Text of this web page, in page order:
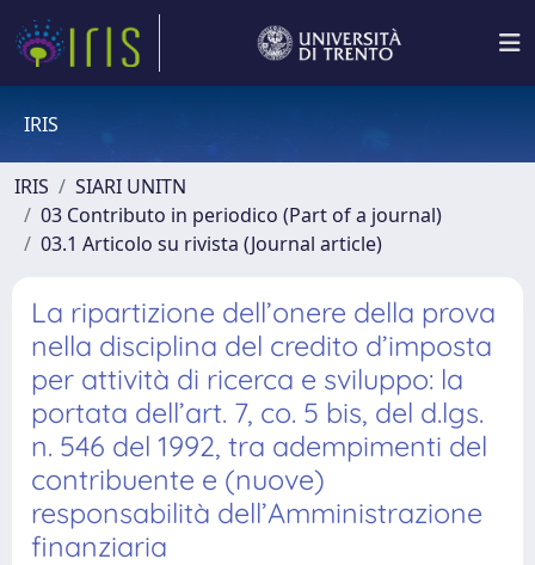
IRIS
IRIS
SIARI UNITN
03 Contributo in periodico (Part of a journal)
03.1 Articolo su rivista (Journal article)
La ripartizione dell’onere della prova
nella disciplina del credito d’imposta
per attività di ricerca e sviluppo: la
portata dell’art. 7, co. 5 bis, del d.lgs.
n. 546 del 1992, tra adempimenti del
contribuente e (nuove)
responsabilità dell’Amministrazione
finanziaria